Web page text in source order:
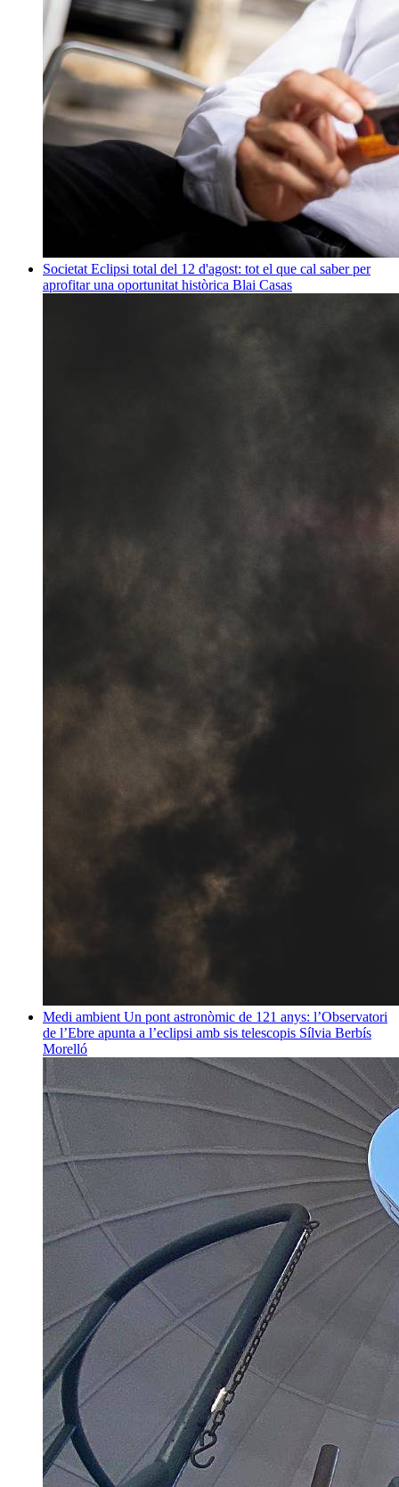
Societat Eclipsi total del 12 d'agost: tot el que cal saber per
aprofitar una oportunitat històrica Blai Casas
Medi ambient Un pont astronòmic de 121 anys: l’Observatori
de l’Ebre apunta a l’eclipsi amb sis telescopis Sílvia Berbís
Morelló